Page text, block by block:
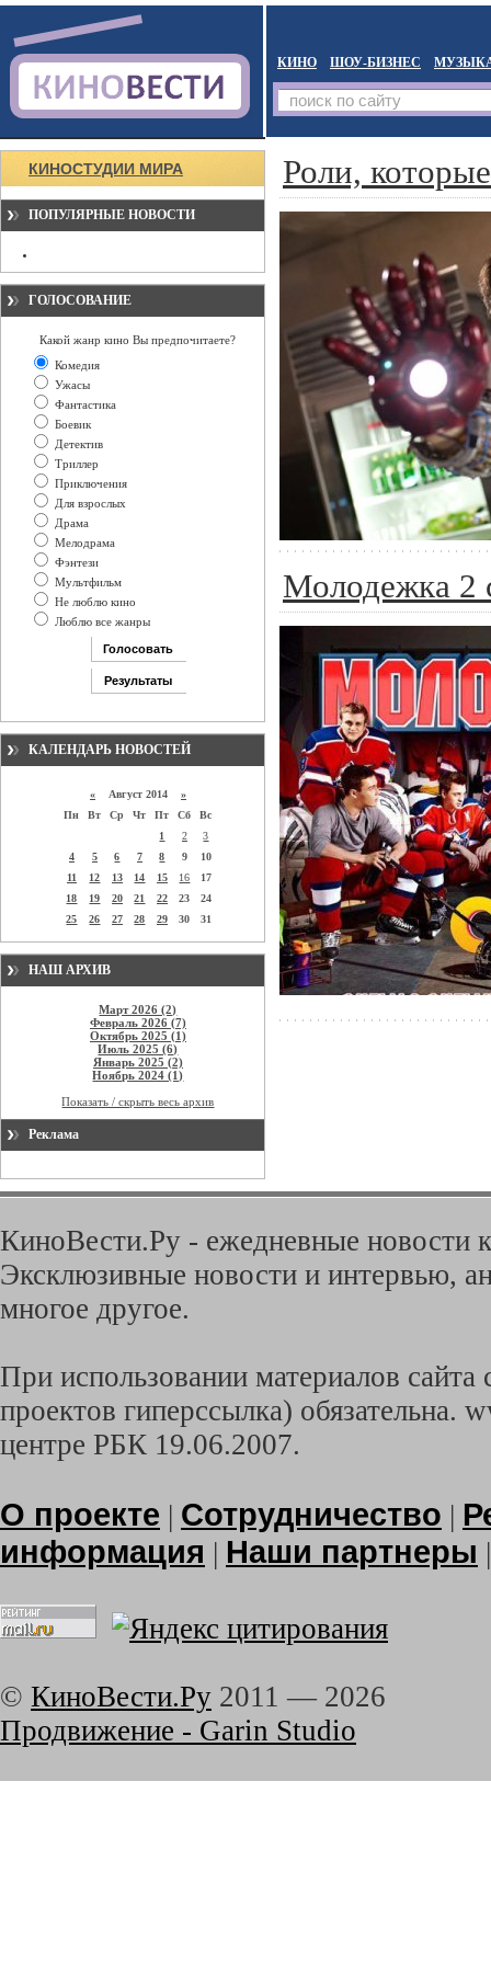
КИНО ШОУ-БИЗНЕС
КИНОСТУДИИ МИРА
ПОПУЛЯРНЫЕ НОВОСТИ
ГОЛОСОВАНИЕ
Какой жанр кино Вы предпочитаете?
Комедия
Ужасы
Фантастика
Боевик
Детектив
Триллер
Приключения
Для взрослых
Драма
Мелодрама
Фэнтези
Мультфильм
Не люблю кино
Люблю все жанры
КАЛЕНДАРЬ НОВОСТЕЙ
« Август 2014 »
Пн
Вт Ср Чт Пт Сб
Вс
1
2
3
4
5 6 7 8 9
10
11
12 13 14 15 16
17
18
19 20 21 22 23
24
25
26 27 28 29 30 31
НАШ АРХИВ
Март 2026 (2)
Февраль 2026 (7)
Октябрь 2025 (1)
Июль 2025 (6)
Январь 2025 (2)
Ноябрь 2024 (1)
Показать / скрыть весь архив
Реклама
Роли,
Молодежка 2
КиноВести.Ру - ежедневные новости
Эксклюзивные новости и интервью,
многое другое.
При использовании материалов
проектов гиперссылка) обязательна.
центре РБК 19.06.2007.
О проекте | Сотрудничество |
информация | Наши партнеры
© КиноВести.Ру 2011 — 2026
Продвижение - Garin Studio